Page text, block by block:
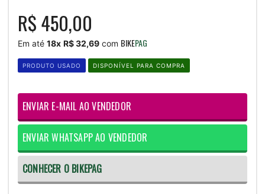
R$ 450,00
Em até 18x R$ 32,69 com BIKEPAG
PRODUTO USADO DISPONÍVEL PARA COMPRA
ENVIAR E-MAIL AO VENDEDOR
ENVIAR WHATSAPP AO VENDEDOR
CONHECER O BIKEPAG